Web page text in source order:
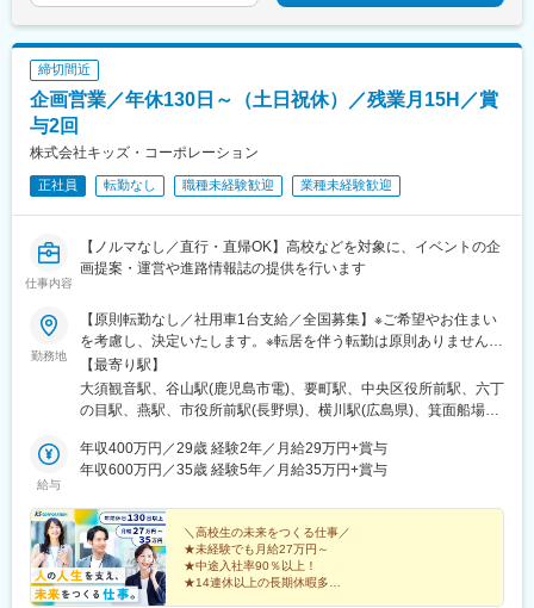
締切間近
企画営業／年休130日～（土日祝休）／残業月15H／賞
与2回
株式会社キッズ・コーポレーション
正社員 転勤なし 職種未経験歓迎 業種未経験歓迎
仕事内容
【ノルマなし／直行・直帰OK】高校などを対象に、イベントの企
画提案・運営や進路情報誌の提供を行います
勤務地
【原則転勤なし／社用車1台支給／全国募集】※ご希望やお住まい
を考慮し、決定いたします。※転居を伴う転勤は原則ありません。
※出社が一切必要ない拠点もございます。※直行・直帰可【北海道
エリア】：北海道【東北エリア】★積極採用中：宮城県／福島
県 【甲信越エリア】★長野で積極採用中：新潟県／長野県
／茨城県／神奈川県 【東海エリア】★名古屋で積極採用中：愛
知県／岐阜県／三重県／静岡県 【北陸エリア】★石川・福井で
積極採用中：大阪府／京都府／兵庫県／滋賀県／奈良県【中国エ
リア】★広島で積極採用中：広島県／岡山県／島根県／鳥取県
【四国エリア】：香川県／徳島県／高知県【九州エリア】★鹿児
島で積極採用中：福岡県／宮崎県／鹿児島県／沖縄県 ※受動喫煙
対策あり
【最寄り駅】
大須観音駅、谷山駅(鹿児島市電)、要町駅、中央区役所前駅、六丁
の目駅、燕駅、市役所前駅(長野県)、横川駅(広島県)、箕面船場阪
駅、春日川駅、東比恵駅、西８丁目駅、三滝駅
給与
年収400万円／29歳 経験2年／月給29万円+賞与
年収600万円／35歳 経験5年／月給35万円+賞与
＼高校生の未来をつくる仕事／
★未経験でも月給27万円～
★中途入社率90％以上！
★14連休以上の長期休暇多数